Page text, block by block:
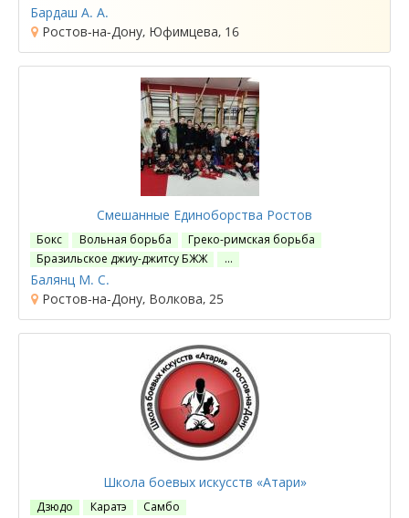
Бардаш А. А.
Ростов-на-Дону, Юфимцева, 16
Смешанные Единоборства Ростов
Бокс Вольная борьба
Греко-римская борьба
Бразильское джиу-джитсу БЖЖ
…
Балянц М. С.
Ростов-на-Дону, Волкова, 25
Школа боевых искусств «Атари»
Дзюдо Каратэ Самбо